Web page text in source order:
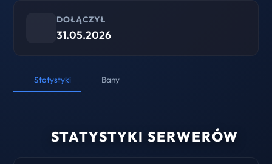
DOŁĄCZYŁ
31.05.2026
Statystyki Bany
STATYSTYKI SERWERÓW